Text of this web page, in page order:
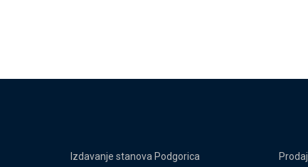
Izdavanje stanova Podgorica